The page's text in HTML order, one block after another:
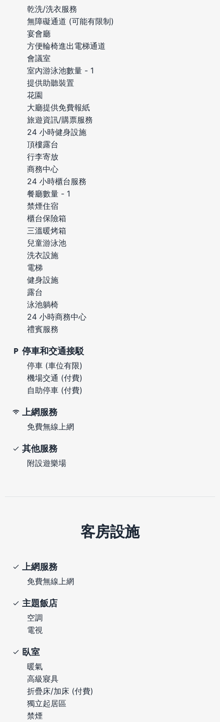
乾洗/洗衣服務
無障礙通道 (可能有限制)
宴會廳
方便輪椅進出電梯通道
會議室
室內游泳池數量 - 1
提供助聽裝置
花園
大廳提供免費報紙
旅遊資訊/購票服務
24 小時健身設施
頂樓露台
行李寄放
商務中心
24 小時櫃台服務
餐廳數量 - 1
禁煙住宿
櫃台保險箱
三溫暖烤箱
兒童游泳池
洗衣設施
電梯
健身設施
露台
泳池躺椅
24 小時商務中心
禮賓服務
停車和交通接駁
停車 (車位有限)
機場交通 (付費)
自助停車 (付費)
上網服務
免費無線上網
其他服務
附設遊樂場
客房設施
上網服務
免費無線上網
主題飯店
空調
電視
臥室
暖氣
高級寢具
折疊床/加床 (付費)
獨立起居區
禁煙